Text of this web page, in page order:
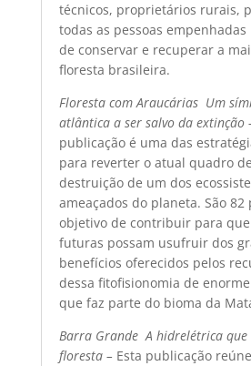
técnicos, proprietários rurais,
todas as pessoas
de conservar e recuperar a
floresta brasileira.
Floresta com Araucárias  Um
atlântica a ser salvo da extinção
publicação é uma das
para reverter o atual quadro
destruição de um dos
ameaçados do planeta. São 82
objetivo de contribuir para que
futuras possam usufruir dos
benefícios oferecidos pelos
dessa fitofisionomia de
que faz parte do bioma da
Barra Grande  A hidrelétrica
floresta – Esta publicação